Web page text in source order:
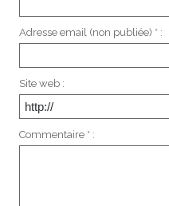
Adresse email (non publiée) * :
Site web :
Commentaire * :